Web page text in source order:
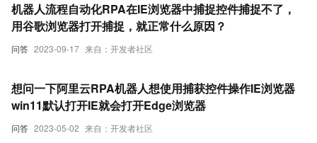
问答 2023-09-17 来自：开发者社区
机器人流程自动化RPA在IE浏览器中捕捉控件捕捉不了，
用谷歌浏览器打开捕捉，就正常什么原因？
问答 2023-05-02 来自：开发者社区
想问一下阿里云RPA机器人想使用捕获控件操作IE浏览器
win11默认打开IE就会打开Edge浏览器